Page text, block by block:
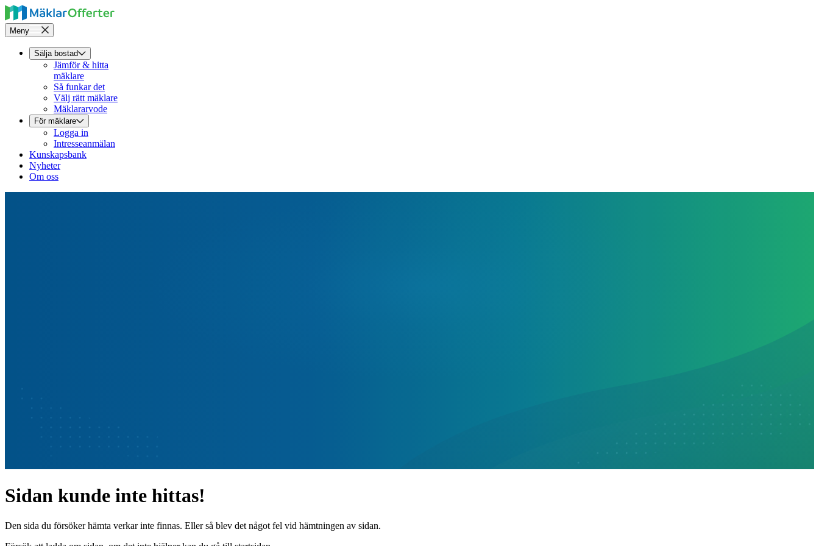
Meny
Sälja bostad
Jämför & hitta
mäklare
Så funkar det
Välj rätt mäklare
Mäklararvode
För mäklare
Logga in
Intresseanmälan
Kunskapsbank
Nyheter
Om oss
Sidan kunde inte hittas!
Den sida du försöker hämta verkar inte finnas. Eller så blev det något fel vid hämtningen av sidan.